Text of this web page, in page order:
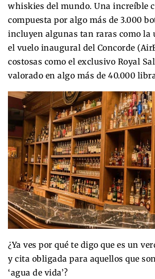
whiskies del mundo. Una increíble
compuesta por algo más de 3.000
incluyen algunas tan raras como la
el vuelo inaugural del Concorde
costosas como el exclusivo Royal
valorado en algo más de 40.000
¿Ya ves por qué te digo que es un
y cita obligada para aquellos que
‘agua de vida’?